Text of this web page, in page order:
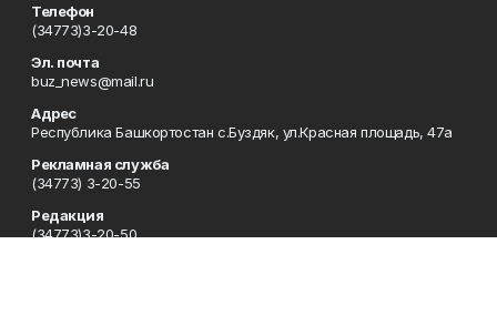
Телефон
(34773)3-20-48
Эл. почта
buz_news@mail.ru
Адрес
Республика Башкортостан с.Буздяк, ул.Красная площадь, 47а
Рекламная служба
(34773) 3-20-55
Редакция
(34773)3-20-50